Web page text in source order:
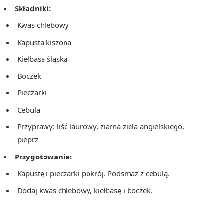
Składniki:
Kwas chlebowy
Kapusta kiszona
Kiełbasa śląska
Boczek
Pieczarki
Cebula
Przyprawy: liść laurowy, ziarna ziela angielskiego,
pieprz
Przygotowanie:
Kapustę i pieczarki pokrój. Podsmaż z cebulą.
Dodaj kwas chlebowy, kiełbasę i boczek.